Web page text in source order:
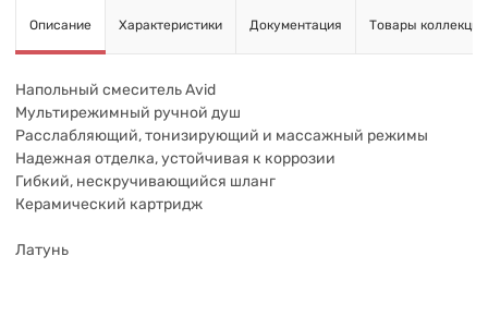
Описание Характеристики Документация Товары коллекции
Напольный смеситель Avid
Мультирежимный ручной душ
Расслабляющий, тонизирующий и массажный режимы
Надежная отделка, устойчивая к коррозии
Гибкий, нескручивающийся шланг
Керамический картридж
Латунь